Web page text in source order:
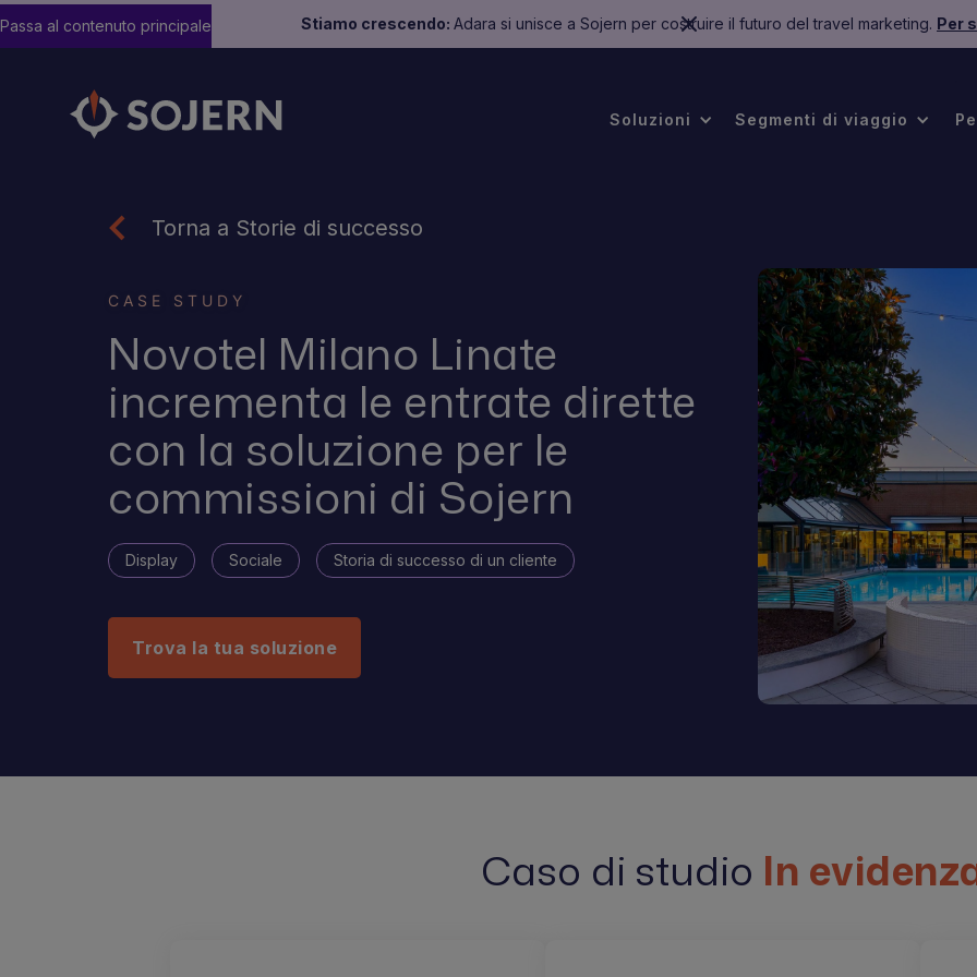
Stiamo crescendo: Adara si unisce a Sojern per costruire il futuro del travel marketing. Per
Passa al contenuto principale
Soluzioni Segmenti di viaggio
Torna a Storie di successo
CASE STUDY
Novotel Milano Linate
incrementa le entrate dirette
con la soluzione per le
commissioni di Sojern
Display Sociale Storia di successo di un cliente
Trova la tua soluzione
Caso di studio In